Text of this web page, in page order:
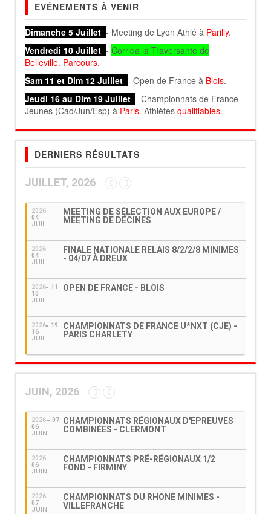
EVÉNEMENTS À VENIR
Dimanche 5 Juillet - Meeting de Lyon Athlé à Parilly.
Vendredi 10 Juillet - Corrida la Traversante de
Belleville. Parcours.
Sam 11 et Dim 12 Juillet - Open de France à Blois.
Jeudi 16 au Dim 19 Juillet - Championnats de France
Jeunes (Cad/Jun/Esp) à Paris. Athlètes qualifiables.
DERNIERS RÉSULTATS
JUILLET, 2026
2026
04
JUIL
MEETING DE SÉLECTION AUX EUROPE /
MEETING DE DÉCINES
2026
04
JUIL
FINALE NATIONALE RELAIS 8/2/2/8 MINIMES
- 04/07 À DREUX
2026
10
JUIL
11 OPEN DE FRANCE - BLOIS
2026
16
JUIL
19
CHAMPIONNATS DE FRANCE U*NXT (CJE) -
PARIS CHARLETY
JUIN, 2026
2026
06
JUIN
07
CHAMPIONNATS RÉGIONAUX D'EPREUVES
COMBINÉES - CLERMONT
2026
06
JUIN
CHAMPIONNATS PRÉ-RÉGIONAUX 1/2
FOND - FIRMINY
2026
07
JUIN
CHAMPIONNATS DU RHONE MINIMES -
VILLEFRANCHE